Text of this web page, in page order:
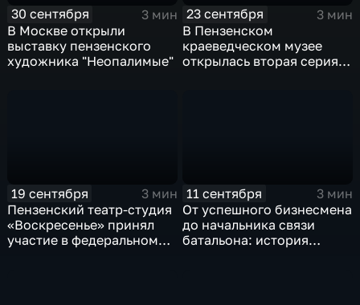
30 сентября
3 мин
В Москве открыли
выставку пензенского
художника "Неопалимые"
23 сентября
3 мин
В Пензенском
краеведческом музее
открылась вторая серия
19 сентября
3 мин
Пензенский театр-студия
«Воскресенье» принял
участие в федеральном
11 сентября
3 мин
От успешного бизнесмена
до начальника связи
батальона: история